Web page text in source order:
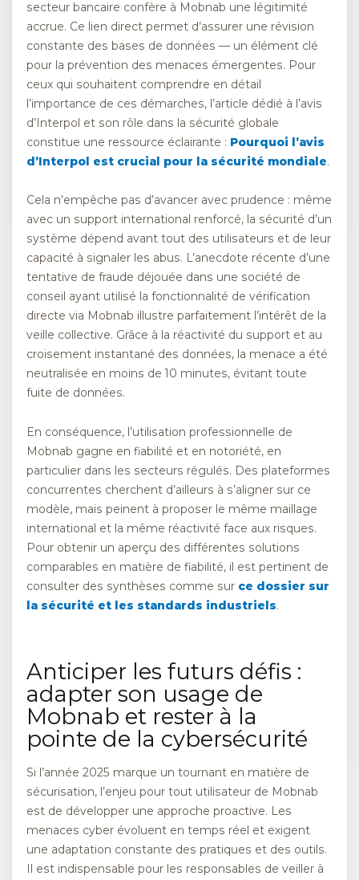
secteur bancaire confère à Mobnab une légitimité
accrue. Ce lien direct permet d’assurer une révision
constante des bases de données — un élément clé
pour la prévention des menaces émergentes. Pour
ceux qui souhaitent comprendre en détail
l’importance de ces démarches, l’article dédié à l’avis
d’Interpol et son rôle dans la sécurité globale
constitue une ressource éclairante : Pourquoi l’avis
d’Interpol est crucial pour la sécurité mondiale.
Cela n’empêche pas d’avancer avec prudence : même
avec un support international renforcé, la sécurité d’un
système dépend avant tout des utilisateurs et de leur
capacité à signaler les abus. L’anecdote récente d’une
tentative de fraude déjouée dans une société de
conseil ayant utilisé la fonctionnalité de vérification
directe via Mobnab illustre parfaitement l’intérêt de la
veille collective. Grâce à la réactivité du support et au
croisement instantané des données, la menace a été
neutralisée en moins de 10 minutes, évitant toute
fuite de données.
En conséquence, l’utilisation professionnelle de
Mobnab gagne en fiabilité et en notoriété, en
particulier dans les secteurs régulés. Des plateformes
concurrentes cherchent d’ailleurs à s’aligner sur ce
modèle, mais peinent à proposer le même maillage
international et la même réactivité face aux risques.
Pour obtenir un aperçu des différentes solutions
comparables en matière de fiabilité, il est pertinent de
consulter des synthèses comme sur ce dossier sur
la sécurité et les standards industriels.
Anticiper les futurs défis :
adapter son usage de
Mobnab et rester à la
pointe de la cybersécurité
Si l’année 2025 marque un tournant en matière de
sécurisation, l’enjeu pour tout utilisateur de Mobnab
est de développer une approche proactive. Les
menaces cyber évoluent en temps réel et exigent
une adaptation constante des pratiques et des outils.
Il est indispensable pour les responsables de veiller à